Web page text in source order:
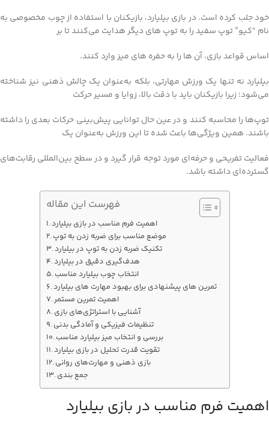
خود جلب کرده است. در بازی بیلیارد، بازیکنان با استفاده از چوب مخصوصی به
نام “کیو” توپ سفید را به توپ‌ های دیگر هدایت می‌کنند تا بر
اساس قواعد بازی، آن‌ ها را به حفره‌ های میز وارد کنند.
بیلیارد نه‌ تنها یک ورزش مهارتی، بلکه به‌عنوان یک چالش ذهنی نیز شناخته
می‌شود؛ زیرا بازیکنان باید با دقت بالا، زوایا و مسیر حرکت
توپ‌ها را محاسبه کنند و در عین حال توانایی پیش‌بینی حرکات بعدی را داشته
باشند. همین ویژگی‌ها باعث شده تا این ورزش به‌عنوان یک
فعالیت تفریحی و حرفه‌ای مورد توجه قرار گیرد و در سطح بین‌المللی رقابت‌های
گسترده‌ای داشته باشد.
فهرست این مقاله
اهمیت فرم مناسب در بازی بیلیارد
موضع مناسب برای ضربه‌ زدن به توپ
تکنیک‌ ضربه زدن به توپ در بیلیارد
هدف‌گیری دقیق در بیلیارد
انتخاب چوب بیلیارد مناسب
تمرین‌ های پیشنهادی برای بهبود مهارت‌ های بیلیارد
اهمیت تمرین مستمر
آشنایی با استراتژی‌های بازی
تنظیمات فیزیکی و آمادگی بدنی
بررسی و انتخاب میز بیلیارد مناسب
تقویت قدرت تحلیل در بازی بیلیارد
بازی ذهنی و مهارت‌های روانی
جمع بندی
اهمیت فرم مناسب در بازی بیلیارد